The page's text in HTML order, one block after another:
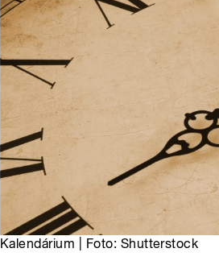
Kalendárium | Foto: Shutterstock